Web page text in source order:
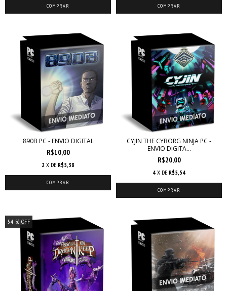
890B PC - ENVIO DIGITAL
R$10,00
2 X DE R$5,38
CYJIN THE CYBORG NINJA PC -
ENVIO DIGITA...
R$20,00
4 X DE R$5,54
54 % OFF